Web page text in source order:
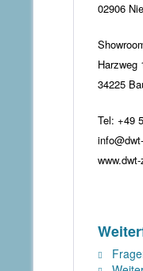
02906
Harzweg
34225
Tel: +49